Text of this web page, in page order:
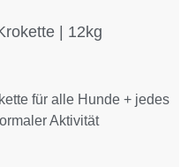
| 12kg
für alle Hunde + jedes
Aktivität